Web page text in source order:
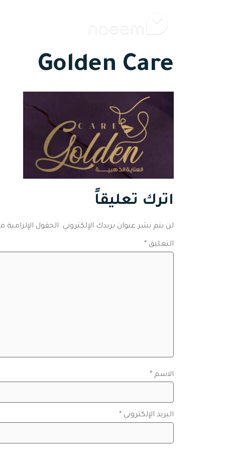
Golden Care
اترك تعليقاً
لن يتم نشر عنوان بريدك الإلكتروني. الحقول الإلزامية
التعليق *
الاسم *
البريد الإلكتروني *